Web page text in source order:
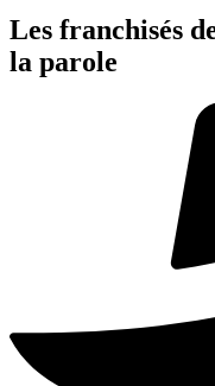
Les franchisés
la parole